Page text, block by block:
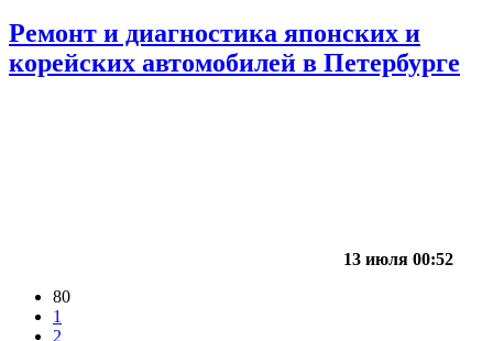
Ремонт и диагностика японских и
корейских автомобилей в Петербурге
13 июля 00:52
80
1
2